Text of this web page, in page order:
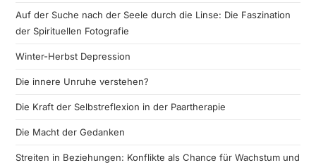
Auf der Suche nach der Seele durch die Linse: Die Faszination
der Spirituellen Fotografie
Winter-Herbst Depression
Die innere Unruhe verstehen?
Die Kraft der Selbstreflexion in der Paartherapie
Die Macht der Gedanken
Streiten in Beziehungen: Konflikte als Chance für Wachstum und